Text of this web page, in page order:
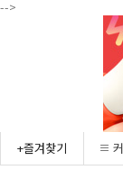
-->
+즐겨찾기